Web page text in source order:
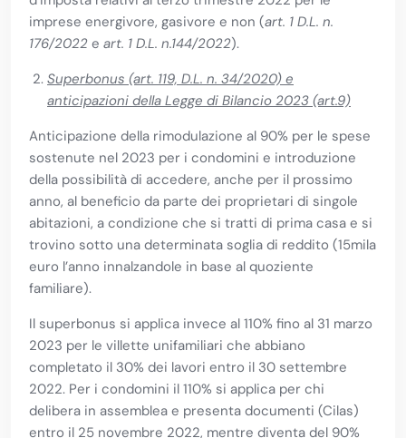
imprese energivore, gasivore e non (art. 1 D.L. n.
176/2022 e art. 1 D.L. n.144/2022).
Superbonus (art. 119, D.L. n. 34/2020) e
anticipazioni della Legge di Bilancio 2023 (art.9)
Anticipazione della rimodulazione al 90% per le spese
sostenute nel 2023 per i condomini e introduzione
della possibilità di accedere, anche per il prossimo
anno, al beneficio da parte dei proprietari di singole
abitazioni, a condizione che si tratti di prima casa e si
trovino sotto una determinata soglia di reddito (15mila
euro l’anno innalzandole in base al quoziente
familiare).
Il superbonus si applica invece al 110% fino al 31 marzo
2023 per le villette unifamiliari che abbiano
completato il 30% dei lavori entro il 30 settembre
2022. Per i condomini il 110% si applica per chi
delibera in assemblea e presenta documenti (Cilas)
entro il 25 novembre 2022, mentre diventa del 90%